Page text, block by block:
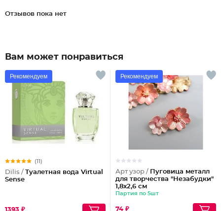
Отзывов пока нет
Вам может понравиться
Рекомендуем
(11)
Dilis / Туалетная вода Virtual
Sense
1393 ₽
Рекомендуем
Арт узор / Пуговица металл
для творчества "Незабудки"
1,8х2,6 см
Партия по 5шт
74 ₽